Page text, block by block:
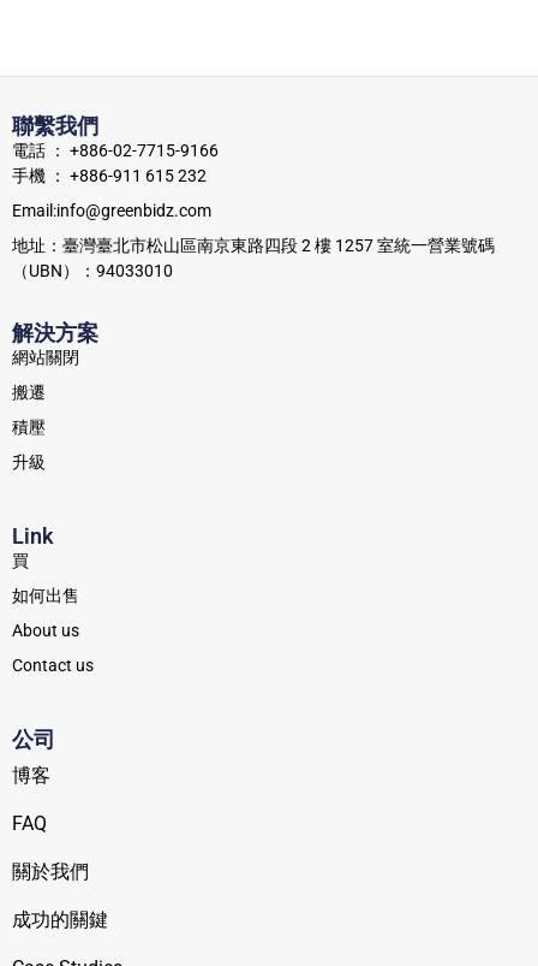
解決方案
網站關閉
搬遷
積壓
升級
Link
買
如何出售
About us
Contact us
公司
博客
FAQ
關於我們
成功的關鍵
聯繫我們
電話 ： +886-02-7715-9166
手機 ： +886-911 615 232
Email:info@greenbidz.com
地址：臺灣臺北市松山區南京東路四段 2 樓 1257 室統一營業號碼
（UBN）：94033010